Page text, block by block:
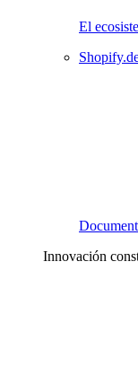
El
Innovación